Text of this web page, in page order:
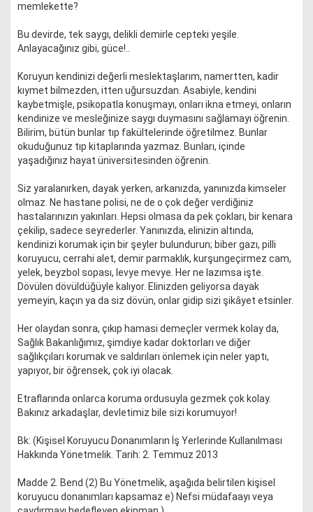
memlekette?
Bu devirde, tek saygı, delikli demirle cepteki yeşile.
Anlayacağınız gibi, güce!..
Koruyun kendinizi değerli meslektaşlarım, namertten, kadir
kıymet bilmezden, itten uğursuzdan. Asabiyle, kendini
kaybetmişle, psikopatla konuşmayı, onları ikna etmeyi, onların
kendinize ve mesleğinize saygı duymasını sağlamayı öğrenin.
Bilirim, bütün bunlar tıp fakültelerinde öğretilmez. Bunlar
okuduğunuz tıp kitaplarında yazmaz. Bunları, içinde
yaşadığınız hayat üniversitesinden öğrenin.
Siz yaralanırken, dayak yerken, arkanızda, yanınızda kimseler
olmaz. Ne hastane polisi, ne de o çok değer verdiğiniz
hastalarınızın yakınları. Hepsi olmasa da pek çokları, bir kenara
çekilip, sadece seyrederler. Yanınızda, elinizin altında,
kendinizi korumak için bir şeyler bulundurun; biber gazı, pilli
koruyucu, cerrahi alet, demir parmaklık, kurşungeçirmez cam,
yelek, beyzbol sopası, levye mevye. Her ne lazımsa işte.
Dövülen dövüldüğüyle kalıyor. Elinizden geliyorsa dayak
yemeyin, kaçın ya da siz dövün, onlar gidip sizi şikâyet etsinler.
Her olaydan sonra, çıkıp hamasi demeçler vermek kolay da,
Sağlık Bakanlığımız, şimdiye kadar doktorları ve diğer
sağlıkçıları korumak ve saldırıları önlemek için neler yaptı,
yapıyor, bir öğrensek, çok iyi olacak.
Etraflarında onlarca koruma ordusuyla gezmek çok kolay.
Bakınız arkadaşlar, devletimiz bile sizi korumuyor!
Bk: (Kişisel Koruyucu Donanımların İş Yerlerinde Kullanılması
Hakkında Yönetmelik. Tarih: 2. Temmuz 2013
Madde 2. Bend (2) Bu Yönetmelik, aşağıda belirtilen kişisel
koruyucu donanımları kapsamaz e) Nefsi müdafaayı veya